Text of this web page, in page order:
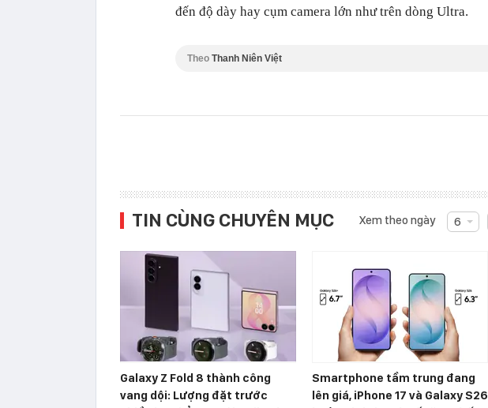
đến độ dày hay cụm camera lớn như trên dòng Ultra.
Theo Thanh Niên Việt
TIN CÙNG CHUYÊN MỤC Xem theo ngày 6
Galaxy Z Fold 8 thành công
vang dội: Lượng đặt trước
Smartphone tầm trung đang
lên giá, iPhone 17 và Galaxy S26